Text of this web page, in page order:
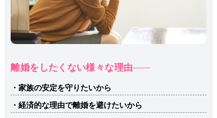
離婚をしたくない様々な理由
・家族の安定を守りたいから
・経済的な理由で離婚を避けたいから